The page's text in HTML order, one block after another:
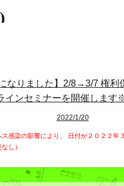
なりました】2/8→3/7 権利
インセミナーを開催します
2022/1/20
感染の影響により、
日付が２０２２年
し）